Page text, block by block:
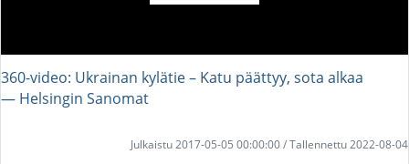
360-video: Ukrainan kylätie – Katu päättyy, sota alkaa
― Helsingin Sanomat
Julkaistu 2017-05-05 00:00:00 / Tallennettu 2022-08-04